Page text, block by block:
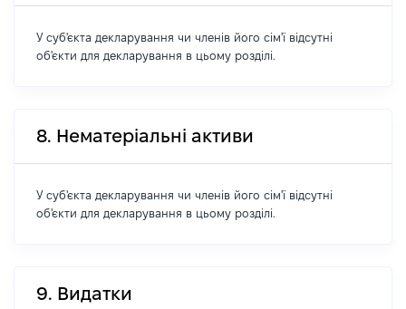
У суб'єкта декларування чи членів його сім'ї відсутні
об'єкти для декларування в цьому розділі.
8. Нематеріальні активи
У суб'єкта декларування чи членів його сім'ї відсутні
об'єкти для декларування в цьому розділі.
9. Видатки